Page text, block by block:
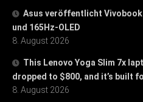
Asus veröffentlicht Vivobook
und 165Hz-OLED
8. August 2026
This Lenovo Yoga Slim 7x
dropped to $800, and it’s built
8. August 2026